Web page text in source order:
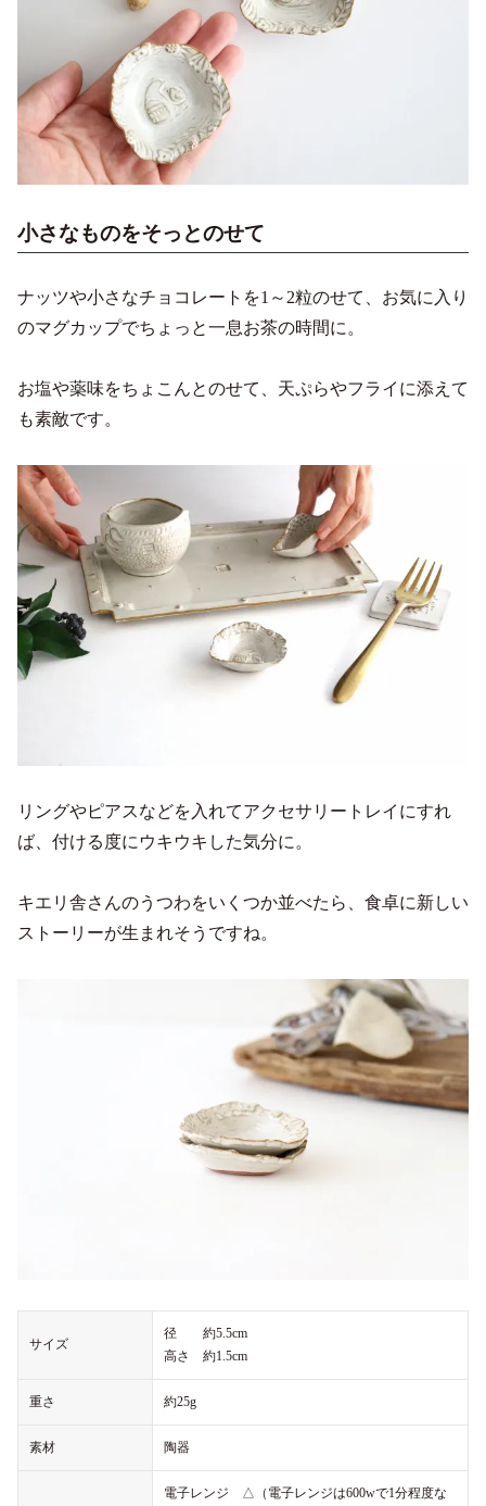
小さなものをそっとのせて
ナッツや小さなチョコレートを1～2粒のせて、お気に入り
のマグカップでちょっと一息お茶の時間に。
お塩や薬味をちょこんとのせて、天ぷらやフライに添えて
も素敵です。
リングやピアスなどを入れてアクセサリートレイにすれ
ば、付ける度にウキウキした気分に。
キエリ舎さんのうつわをいくつか並べたら、食卓に新しい
ストーリーが生まれそうですね。
サイズ
径 約5.5cm
高さ 約1.5cm
重さ 約25g
素材 陶器
電子レンジ △（電子レンジは600wで1分程度な